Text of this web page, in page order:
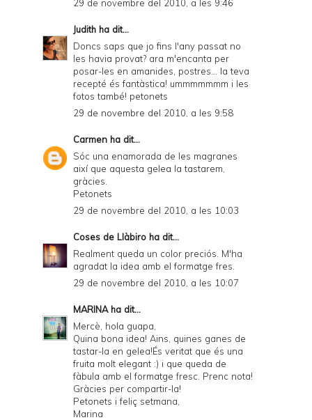
29 de novembre del 2010, a les 9:46
Judith ha dit...
Doncs saps que jo fins l'any passat no
les havia provat? ara m'encanta per
posar-les en amanides, postres... la teva
recepté és fantàstica! ummmmmmm i les
fotos també! petonets
29 de novembre del 2010, a les 9:58
Carmen ha dit...
Sóc una enamorada de les magranes
així que aquesta gelea la tastarem,
gràcies.
Petonets
29 de novembre del 2010, a les 10:03
Coses de Llàbiro ha dit...
Realment queda un color preciós. M'ha
agradat la idea amb el formatge fres.
29 de novembre del 2010, a les 10:07
MARINAha dit...
Mercè, hola guapa,
Quina bona idea! Ains, quines ganes de
tastar-la en gelea!És veritat que és una
fruita molt elegant :) i que queda de
fàbula amb el formatge fresc. Prenc nota!
Gràcies per compartir-la!
Petonets i feliç setmana,
Marina